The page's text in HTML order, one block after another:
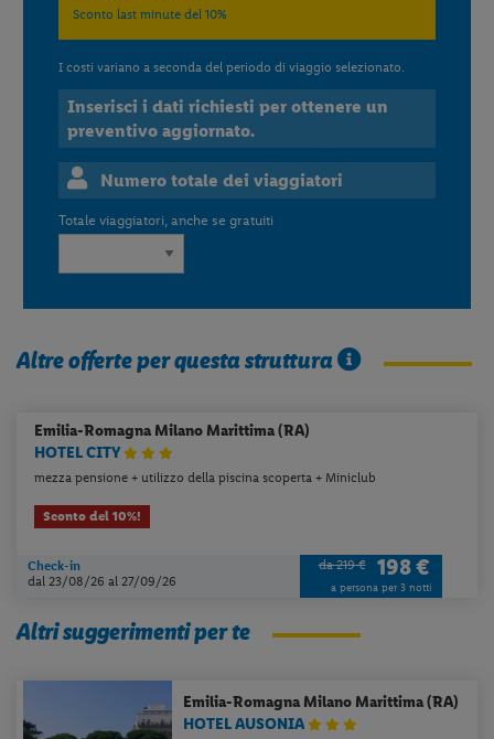
Sconto last minute del 10%
I costi variano a seconda del periodo di viaggio selezionato.
Inserisci i dati richiesti per ottenere un
preventivo aggiornato.
Numero totale dei viaggiatori
Totale viaggiatori, anche se gratuiti
Altre offerte per questa struttura
Emilia-Romagna Milano Marittima (RA)
HOTEL CITY
mezza pensione + utilizzo della piscina scoperta + Miniclub
Sconto del 10%!
Check-in
dal 23/08/26al 27/09/26
da 219 € 198 €
a persona per 3 notti
Altri suggerimenti per te
Emilia-Romagna Milano Marittima (RA)
HOTEL AUSONIA